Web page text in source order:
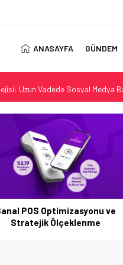
ANASAYFA GÜNDEM
Uzun Vadede Sosyal Medya
Discover the Convenience of
Kız Öğrenci Yurtları
Maliyetlerle Verimlilik
Your Canada Immigration
Diş Tedavisinin Yeni Yüzü
Dünyada Öne Çıkan Bir İsim
Manufacturers for Your
Yerler Arasında Güven Neden
Işıkhan, büyük borçlu 5
belediyeyi açıkladı